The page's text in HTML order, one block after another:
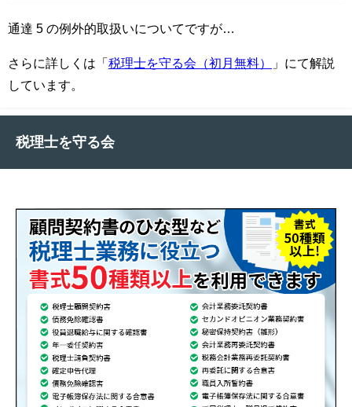
通達 5 の例外的取扱いについてですが…
さらに詳しくは「 税理士を守る会（初月無料）
」にて解説
しています。
税理士を守る会